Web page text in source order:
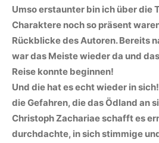
Umso erstaunter bin ich über die
Charaktere noch so präsent
Rückblicke des Autoren. Bereits
war das Meiste wieder da und
Reise konnte beginnen!
Und die hat es echt wieder in
die Gefahren, die das Ödland an
Christoph Zachariae schafft es
durchdachte, in sich stimmige